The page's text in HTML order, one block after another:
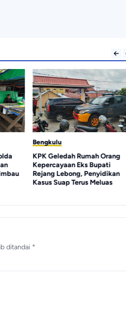
Bengkulu
KPK Geledah Rumah Orang
Kepercayaan Eks Bupati
Rejang Lebong, Penyidikan
Kasus Suap Terus Meluas
ditandai *